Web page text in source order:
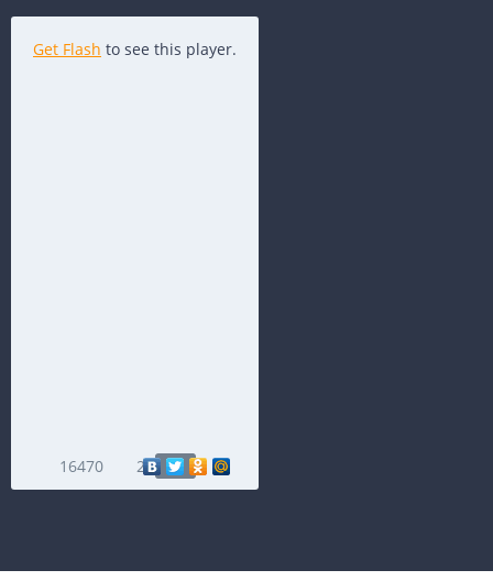
Get Flash to see this player.
16470 2